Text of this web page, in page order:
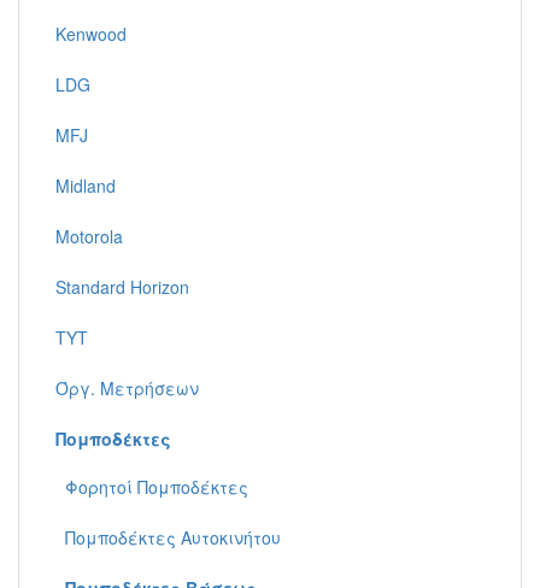
Kenwood
LDG
MFJ
Midland
Motorola
Standard Horizon
TYT
Όργ. Μετρήσεων
Πομποδέκτες
Φορητoί Πομποδέκτες
Πομποδέκτες Aυτοκινήτου